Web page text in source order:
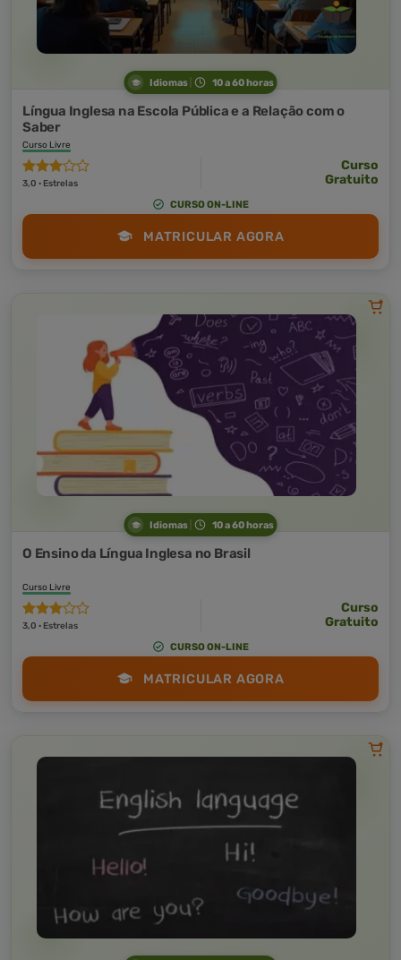
Idiomas 10 a 60 horas
Língua Inglesa na Escola Pública e a Relação com o
Saber
Curso Livre
3,0 · Estrelas
Curso
Gratuito
CURSO ON-LINE
MATRICULAR AGORA
Idiomas 10 a 60 horas
O Ensino da Língua Inglesa no Brasil
Curso Livre
3,0 · Estrelas
Curso
Gratuito
CURSO ON-LINE
MATRICULAR AGORA